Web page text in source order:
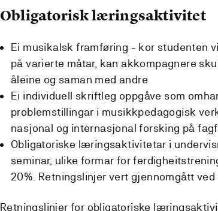
Obligatorisk læringsaktivitet
Ei musikalsk framføring - kor studenten
på varierte måtar, kan akkompagnere
åleine og saman med andre
Ei individuell skriftleg oppgåve som
problemstillingar i musikkpedagogisk
nasjonal og internasjonal forsking på
Obligatoriske læringsaktivitetar i
seminar, ulike formar for
20%. Retningslinjer vert gjennomgått ved
Retningslinjer for obligatoriske